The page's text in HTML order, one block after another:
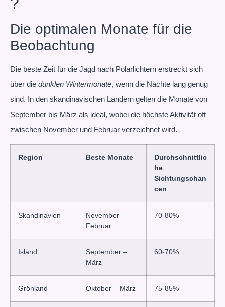
Die optimalen Monate für die
Beobachtung
Die beste Zeit für die Jagd nach Polarlichtern erstreckt sich
über die dunklen Wintermonate, wenn die Nächte lang genug
sind. In den skandinavischen Ländern gelten die Monate von
September bis März als ideal, wobei die höchste Aktivität oft
zwischen November und Februar verzeichnet wird.
Region Beste Monate
Durchschnittlic
he
Sichtungschan
cen
Skandinavien
November –
Februar
70-80%
Island
September –
März
60-70%
Grönland Oktober – März 75-85%